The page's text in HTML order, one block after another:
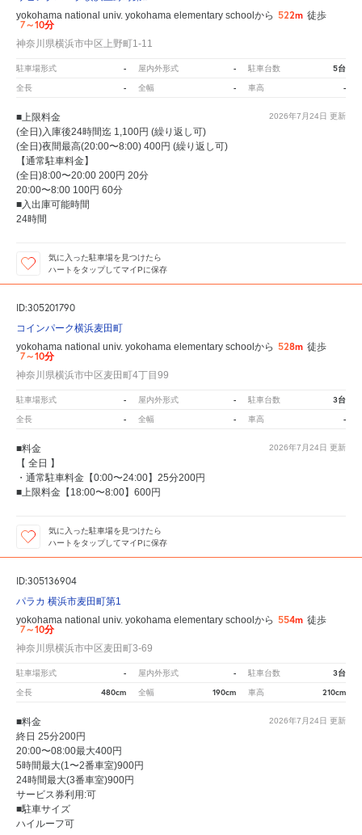
yokohama national univ. yokohama elementary schoolから 522m 徒歩
7～10分
神奈川県横浜市中区上野町1-11
駐車場形式 - 屋内外形式 - 駐車台数 5台
全長 - 全幅 - 車高 -
2026年7月24日 更新
■上限料金
(全日)入庫後24時間迄 1,100円 (繰り返し可)
(全日)夜間最高(20:00〜8:00) 400円 (繰り返し可)
【通常駐車料金】
(全日)8:00〜20:00 200円 20分
20:00〜8:00 100円 60分
■入出庫可能時間
24時間
気に入った駐車場を見つけたら
ハートをタップしてマイPに保存
ID:305201790
コインパーク横浜麦田町
yokohama national univ. yokohama elementary schoolから 528m 徒歩
7～10分
神奈川県横浜市中区麦田町4丁目99
駐車場形式 - 屋内外形式 - 駐車台数 3台
全長 - 全幅 - 車高 -
2026年7月24日 更新
■料金
【 全日 】
・通常駐車料金【0:00〜24:00】25分200円
■上限料金【18:00〜8:00】600円
気に入った駐車場を見つけたら
ハートをタップしてマイPに保存
ID:305136904
パラカ 横浜市麦田町第1
yokohama national univ. yokohama elementary schoolから 554m 徒歩
7～10分
神奈川県横浜市中区麦田町3-69
駐車場形式 - 屋内外形式 - 駐車台数 3台
全長 480cm 全幅 190cm 車高 210cm
2026年7月24日 更新
■料金
終日 25分200円
20:00〜08:00最大400円
5時間最大(1〜2番車室)900円
24時間最大(3番車室)900円
サービス券利用:可
■駐車サイズ
ハイルーフ可